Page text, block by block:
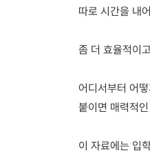
따로 시간을 내
좀 더 효율적이
어디서부터 어
붙이면 매력적
이 자료에는 입